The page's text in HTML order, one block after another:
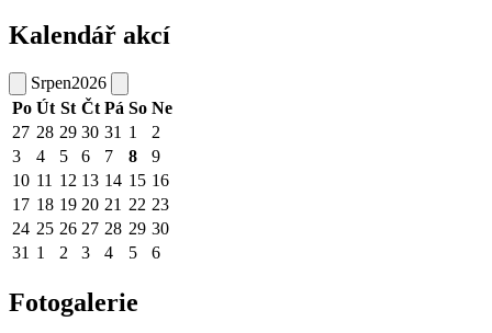
Kalendář akcí
Srpen2026
Po Út St Čt Pá So Ne
27 28 29 30 31 1
2
3
4 5 6 7 8
9
10 11 12 13 14 15 16
17 18 19 20 21 22 23
24 25 26 27 28 29 30
31 1 2 3 4 5 6
Fotogalerie